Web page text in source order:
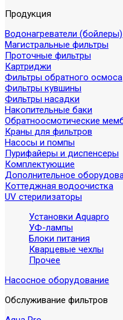
Продукция
Водонагреватели (бойлеры)
Магистральные фильтры
Проточные фильтры
Картриджи
Фильтры обратного осмоса
Фильтры кувшины
Фильтры насадки
Накопительные баки
Обратноосмотические
Краны для фильтров
Насосы и помпы
Пурифайеры и диспенсеры
Комплектующие
Дополнительное
Коттеджная водоочистка
UV стерилизаторы
Установки Aquapro
УФ-лампы
Блоки питания
Кварцевые чехлы
Прочее
Насосное оборудование
Обслуживание фильтров